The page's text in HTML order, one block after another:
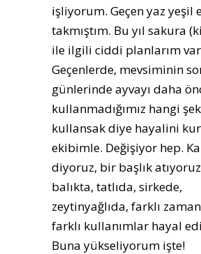
işliyorum. Geçen yaz yeşil
takmıştım. Bu yıl sakura
ile ilgili ciddi planlarım
Geçenlerde, mevsiminin
günlerinde ayvayı daha
kullanmadığımız hangi
kullansak diye hayalini
ekibimle. Değişiyor hep.
diyoruz, bir başlık
balıkta, tatlıda, sirkede,
zeytinyağlıda, farklı
farklı kullanımlar hayal
Buna yükseliyorum işte!